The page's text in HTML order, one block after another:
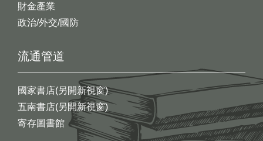
財金產業
政治/外交/國防
流通管道
國家書店(另開新視窗)
五南書店(另開新視窗)
寄存圖書館